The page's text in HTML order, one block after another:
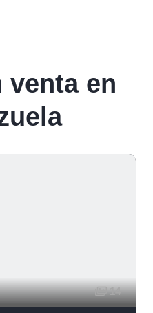
venta en
14